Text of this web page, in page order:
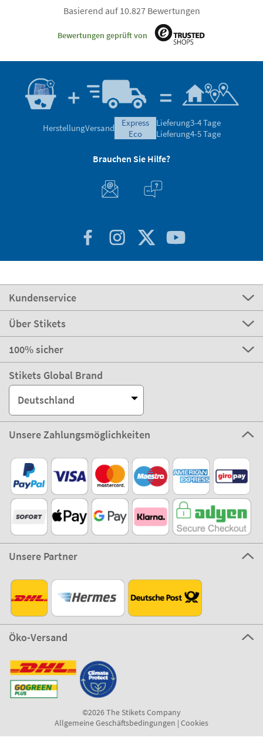
Basierend auf 10.827 Bewertungen
Bewertungen geprüft von
HerstellungVersand
express
eco
Lieferung3-4 Tage
Lieferung4-5 Tage
Brauchen Sie Hilfe?
Kundenservice
Über Stikets
100% sicher
Stikets Global Brand
Deutschland
Unsere Zahlungsmöglichkeiten
Unsere Partner
Öko-Versand
©2026 The Stikets Company
Allgemeine Geschäftsbedingungen | Cookies